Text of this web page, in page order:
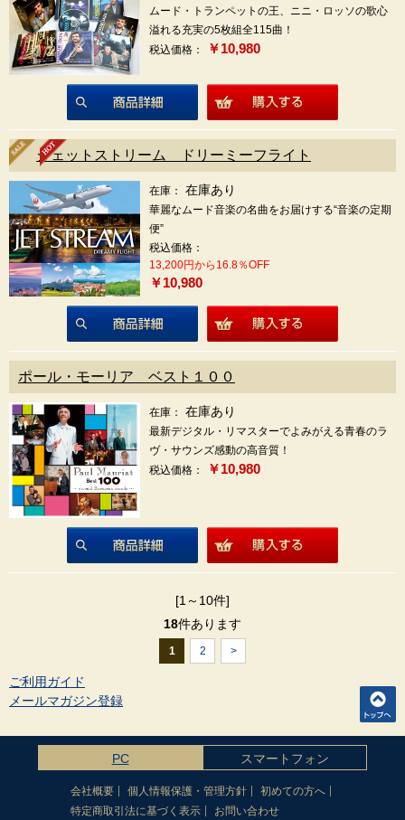
ムード・トランペットの王、ニニ・ロッソの歌心
溢れる充実の5枚組全115曲！
税込価格：
￥10,980
商品詳細
ジェットストリーム ドリーミーフライト
在庫： 在庫あり
華麗なムード音楽の名曲をお届けする“音楽の定期
便”
税込価格：
13,200円から16.8％OFF
￥10,980
商品詳細
ポール・モーリア ベスト１００
在庫： 在庫あり
最新デジタル・リマスターでよみがえる青春のラ
ヴ・サウンズ感動の高音質！
税込価格：
￥10,980
商品詳細
[1～10件]
18件あります
1 2 >
スマートフォン
PC
ご利用ガイド
メールマガジン登録
会社概要 個人情報保護・管理方針
初めての方へ
特定商取引法に基づく表示
お問い合わせ